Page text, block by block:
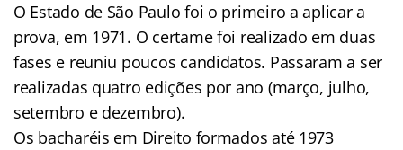
O Estado de São Paulo foi o primeiro a aplicar a
prova, em 1971. O certame foi realizado em duas
fases e reuniu poucos candidatos. Passaram a ser
realizadas quatro edições por ano (março, julho,
setembro e dezembro).
Os bacharéis em Direito formados até 1973